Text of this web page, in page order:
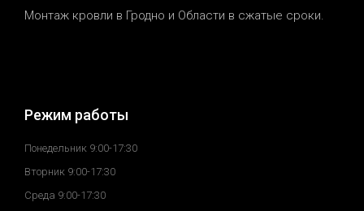
Монтаж кровли в Гродно и Области в сжатые сроки.
Режим работы
Понедельник 9:00-17:30
Вторник 9:00-17:30
Среда 9:00-17:30